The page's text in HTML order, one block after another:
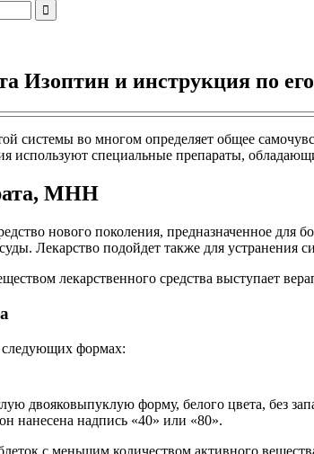
Изоптин и инструкция по
системы во многом определяет общее
используют специальные препараты,
МНН
нового поколения, предназначенное
Лекарство подойдет также для устранения
лекарственного средства выступает
следующих формах:
двояковыпуклую форму, белого цвета, без
нанесена надпись «40» или «80».
с меньшим количеством активного